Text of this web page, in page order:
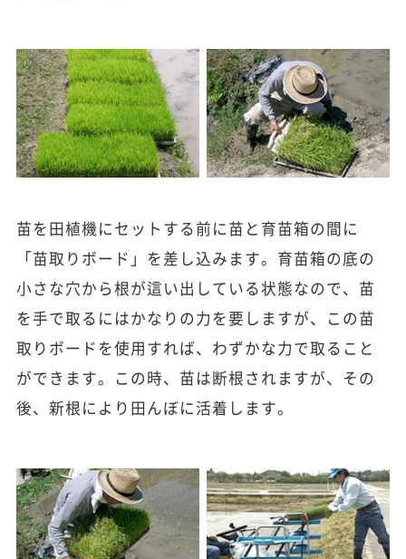
苗を田植機にセットする前に苗と育苗箱の間に
「苗取りボード」を差し込みます。育苗箱の底の
小さな穴から根が這い出している状態なので、苗
を手で取るにはかなりの力を要しますが、この苗
取りボードを使用すれば、わずかな力で取ること
ができます。この時、苗は断根されますが、その
後、新根により田んぼに活着します。